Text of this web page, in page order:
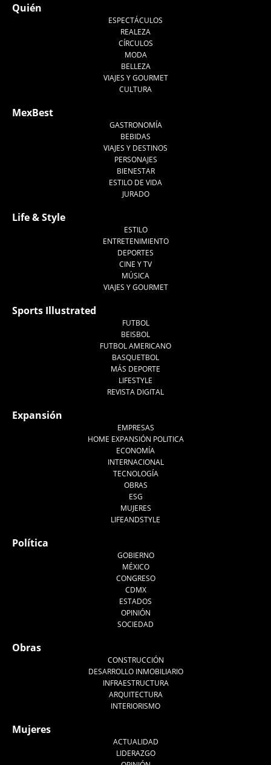
Quién
ESPECTÁCULOS
REALEZA
CÍRCULOS
MODA
BELLEZA
VIAJES Y GOURMET
CULTURA
MexBest
GASTRONOMÍA
BEBIDAS
VIAJES Y DESTINOS
PERSONAJES
BIENESTAR
ESTILO DE VIDA
JURADO
Life & Style
ESTILO
ENTRETENIMIENTO
DEPORTES
CINE Y TV
MÚSICA
VIAJES Y GOURMET
Sports Illustrated
FUTBOL
BEISBOL
FUTBOL AMERICANO
BASQUETBOL
MÁS DEPORTE
LIFESTYLE
REVISTA DIGITAL
Expansión
EMPRESAS
HOME EXPANSIÓN POLITICA
ECONOMÍA
INTERNACIONAL
TECNOLOGÍA
OBRAS
ESG
MUJERES
LIFEANDSTYLE
Política
GOBIERNO
MÉXICO
CONGRESO
CDMX
ESTADOS
OPINIÓN
SOCIEDAD
Obras
CONSTRUCCIÓN
DESARROLLO INMOBILIARIO
INFRAESTRUCTURA
ARQUITECTURA
INTERIORISMO
Mujeres
ACTUALIDAD
LIDERAZGO